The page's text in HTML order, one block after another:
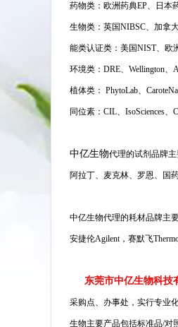
药物类：欧洲药典EP、日本
生物类：英国NIBSC、加拿
能类认证类：美国NIST、欧
环境类：DRE、Wellington、
植体类： PhytoLab、
同位素：CIL、IsoSciences、
中亿生物代理的试剂品牌主
阿拉丁、麦克林、罗恩、国药
中亿生物代理的耗材品牌主
安捷伦Agilent，赛默飞
东莞市中亿生物科技
采购点、办事处，实行专业
生物主要产品包括标准品/对